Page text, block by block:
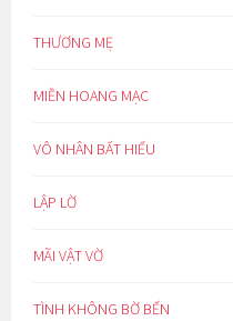
THƯƠNG MẸ
MIỀN HOANG MẠC
VÔ NHÂN BẤT HIẾU
LẬP LỜ
MÃI VẬT VỜ
TÌNH KHÔNG BỜ BẾN